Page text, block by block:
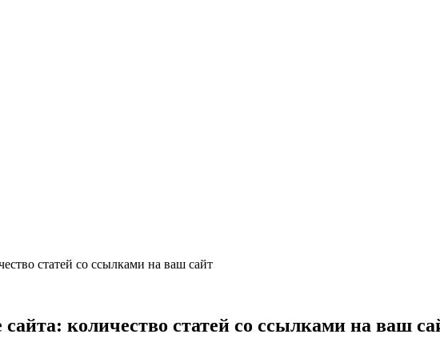
статей со ссылками на ваш сайт
количество статей со ссылками на ваш